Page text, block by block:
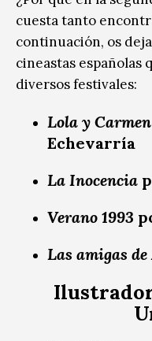
cuesta tanto
continuación, os
cineastas españolas
diversos festivales:
Lola y Carmen
Echevarría
La Inocencia
Verano 1993
Las amigas